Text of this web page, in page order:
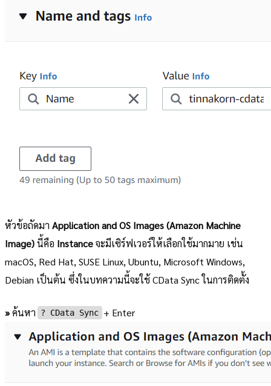
หัวข้อถัดมา Application and OS Images (Amazon Machine
Image)นี้คือ Instanceจะมีเซิร์ฟเวอร์ให้เลือกใช้มากมาย เช่น
macOS, Red Hat, SUSE Linux, Ubuntu, Microsoft Windows,
Debian เป็นต้น ซึ่งในบทความนี้จะใช้ CData Sync ในการติดตั้ง
»ค้นหา ?︎ CData Sync + Enter